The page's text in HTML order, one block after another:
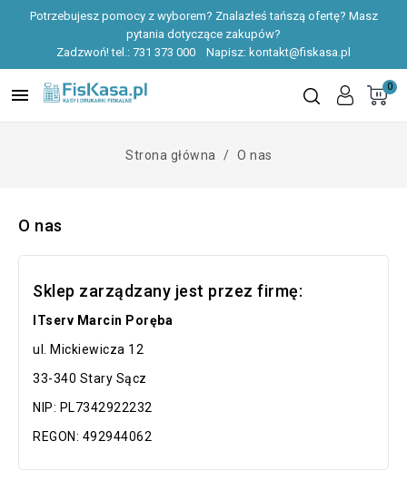
Potrzebujesz pomocy z wyborem? Znalazłeś tańszą ofertę? Masz
pytania dotyczące zakupów?
Zadzwoń! tel.: 731 373 000 Napisz: kontakt@fiskasa.pl
0

Strona główna O nas
O nas
Sklep zarządzany jest przez firmę:
ITserv Marcin Poręba
ul. Mickiewicza 12
33-340 Stary Sącz
NIP: PL7342922232
REGON: 492944062